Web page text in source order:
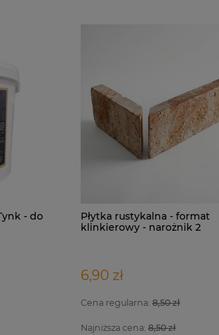
- do
Płytka rustykalna - format
klinkierowy - narożnik 2
6,90 zł
Cena regularna: 8,50 zł
Najniższa cena: 8,50 zł